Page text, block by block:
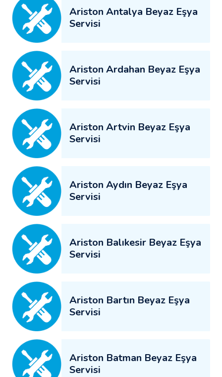
Ariston Antalya Beyaz Eşya
Servisi
Ariston Ardahan Beyaz Eşya
Servisi
Ariston Artvin Beyaz Eşya
Servisi
Ariston Aydın Beyaz Eşya
Servisi
Ariston Balıkesir Beyaz Eşya
Servisi
Ariston Bartın Beyaz Eşya
Servisi
Ariston Batman Beyaz Eşya
Servisi